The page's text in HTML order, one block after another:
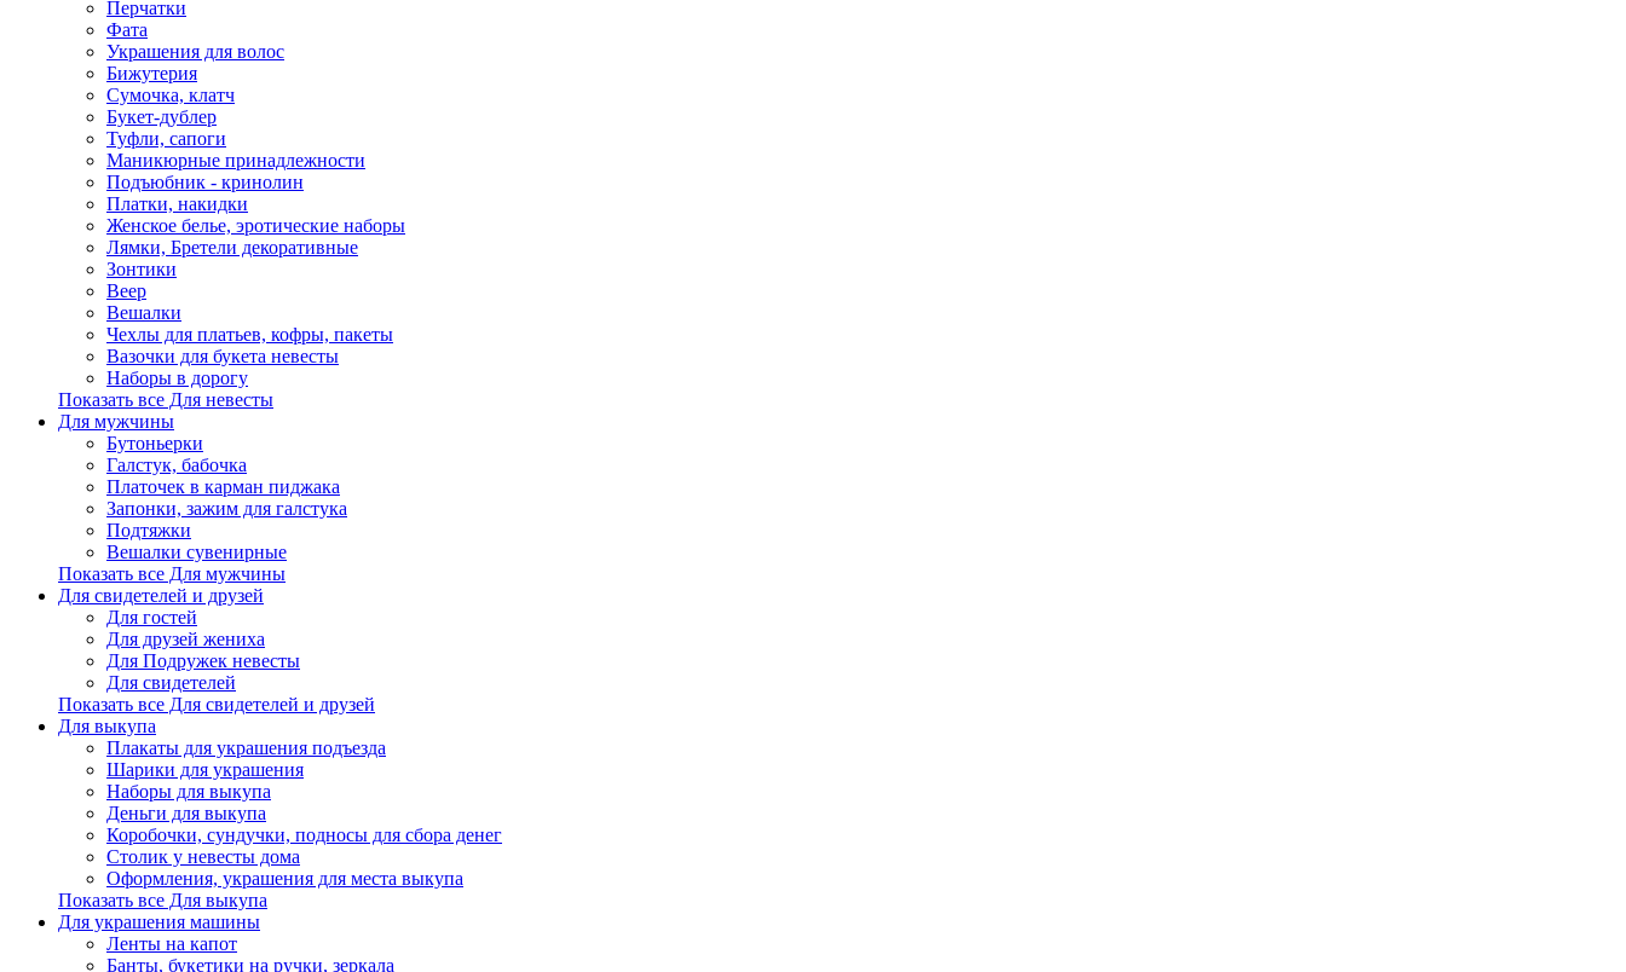
Перчатки
Фата
Украшения для волос
Бижутерия
Сумочка, клатч
Букет-дублер
Туфли, сапоги
Маникюрные принадлежности
Подъюбник - кринолин
Платки, накидки
Женское белье, эротические наборы
Лямки, Бретели декоративные
Зонтики
Веер
Вешалки
Чехлы для платьев, кофры, пакеты
Вазочки для букета невесты
Наборы в дорогу
Показать все Для невесты
Для мужчины
Бутоньерки
Галстук, бабочка
Платочек в карман пиджака
Запонки, зажим для галстука
Подтяжки
Вешалки сувенирные
Показать все Для мужчины
Для свидетелей и друзей
Для гостей
Для друзей жениха
Для Подружек невесты
Для свидетелей
Показать все Для свидетелей и друзей
Для выкупа
Плакаты для украшения подъезда
Шарики для украшения
Наборы для выкупа
Деньги для выкупа
Коробочки, сундучки, подносы для сбора денег
Столик у невесты дома
Оформления, украшения для места выкупа
Показать все Для выкупа
Для украшения машины
Ленты на капот
Банты, букетики на ручки, зеркала